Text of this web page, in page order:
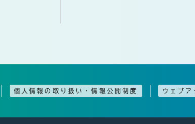
個人情報の取り扱い・情報公開制度 ウェブア